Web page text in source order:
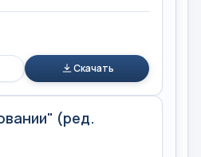
Скачать
(ред.